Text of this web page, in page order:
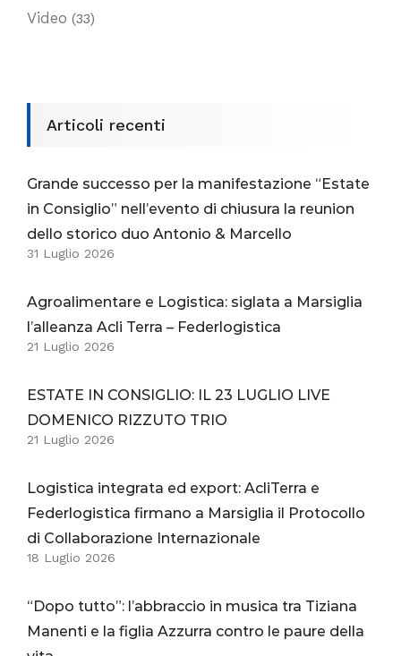
Video (33)
Articoli recenti
Grande successo per la manifestazione “Estate
in Consiglio” nell’evento di chiusura la reunion
dello storico duo Antonio & Marcello
31 Luglio 2026
Agroalimentare e Logistica: siglata a Marsiglia
l’alleanza Acli Terra – Federlogistica
21 Luglio 2026
ESTATE IN CONSIGLIO: IL 23 LUGLIO LIVE
DOMENICO RIZZUTO TRIO
21 Luglio 2026
Logistica integrata ed export: AcliTerra e
Federlogistica firmano a Marsiglia il Protocollo
di Collaborazione Internazionale
18 Luglio 2026
“Dopo tutto”: l’abbraccio in musica tra Tiziana
Manenti e la figlia Azzurra contro le paure della